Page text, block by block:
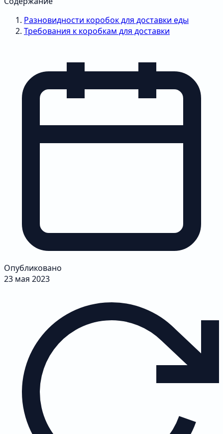
Разновидности коробок для доставки еды
Требования к коробкам для доставки
Опубликовано
23 мая 2023